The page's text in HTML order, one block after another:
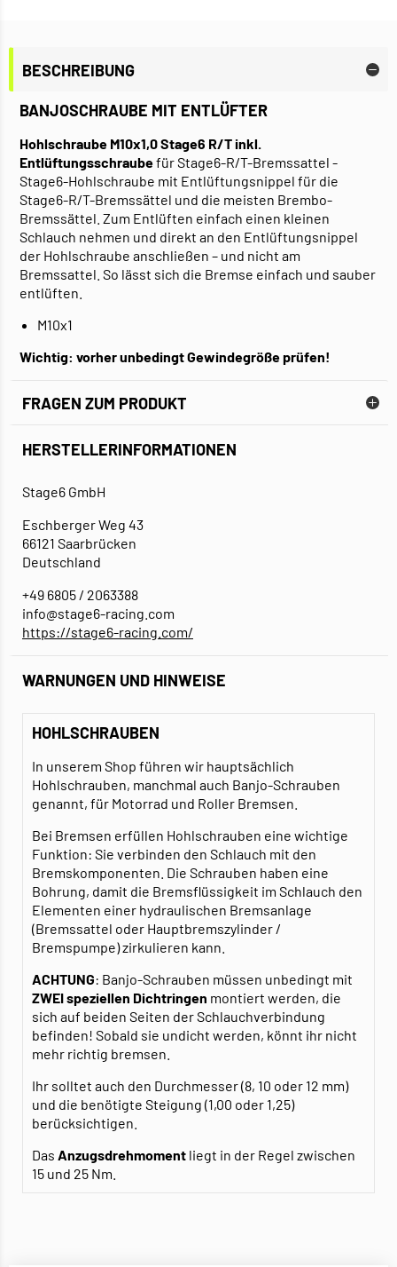
BESCHREIBUNG
BANJOSCHRAUBE MIT ENTLÜFTER
Hohlschraube M10x1,0 Stage6 R/T inkl.
Entlüftungsschraubefür Stage6-R/T-Bremssattel -
Stage6-Hohlschraube mit Entlüftungsnippel für die
Stage6-R/T-Bremssättel und die meisten Brembo-
Bremssättel. Zum Entlüften einfach einen kleinen
Schlauch nehmen und direkt an den Entlüftungsnippel
der Hohlschraube anschließen – und nicht am
Bremssattel. So lässt sich die Bremse einfach und sauber
entlüften.
M10x1
Wichtig: vorher unbedingt Gewindegröße prüfen!
FRAGEN ZUM PRODUKT
HERSTELLERINFORMATIONEN
Stage6 GmbH
Eschberger Weg 43
66121 Saarbrücken
Deutschland
+49 6805 / 2063388
info@stage6-racing.com
https://stage6-racing.com/
WARNUNGEN UND HINWEISE
HOHLSCHRAUBEN
In unserem Shop führen wir hauptsächlich
Hohlschrauben, manchmal auch Banjo-Schrauben
genannt, für Motorrad und Roller Bremsen.
Bei Bremsen erfüllen Hohlschrauben eine wichtige
Funktion: Sie verbinden den Schlauch mit den
Bremskomponenten. Die Schrauben haben eine
Bohrung, damit die Bremsflüssigkeit im Schlauch den
Elementen einer hydraulischen Bremsanlage
(Bremssattel oder Hauptbremszylinder /
Bremspumpe) zirkulieren kann.
ACHTUNG: Banjo-Schrauben müssen unbedingt mit
ZWEI speziellen Dichtringen montiert werden, die
sich auf beiden Seiten der Schlauchverbindung
befinden! Sobald sie undicht werden, könnt ihr nicht
mehr richtig bremsen.
Ihr solltet auch den Durchmesser (8, 10 oder 12 mm)
und die benötigte Steigung (1,00 oder 1,25)
berücksichtigen.
Das Anzugsdrehmoment liegt in der Regel zwischen
15 und 25 Nm.